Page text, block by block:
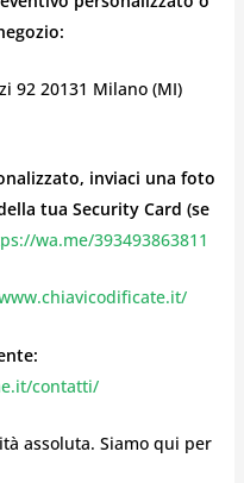
92 20131 Milano (MI)
inviaci una foto
tua Security Card (se
wa.me/393493863811
contatti/
assoluta. Siamo qui per